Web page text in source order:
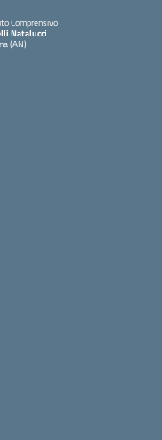
Comprensivo
Natalucci
(AN)